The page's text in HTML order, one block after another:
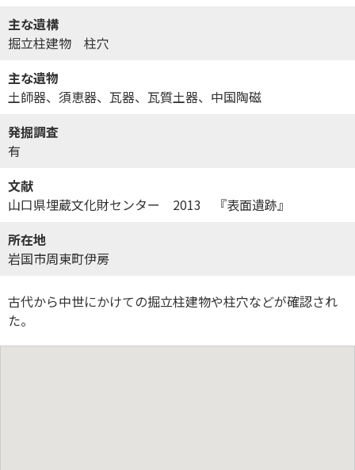
主な遺構
掘立柱建物 柱穴
主な遺物
土師器、須恵器、瓦器、瓦質土器、中国陶磁
発掘調査
有
文献
山口県埋蔵文化財センター 2013 『表面遺跡』
所在地
岩国市周東町伊房
古代から中世にかけての掘立柱建物や柱穴などが確認され
た。